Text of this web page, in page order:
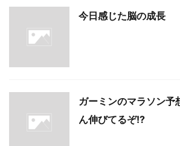
今日感じた脳の成長
ガーミンのマラソン予
ん伸びてるぞ!?